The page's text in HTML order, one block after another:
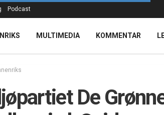
Podcast
MULTIMEDIA KOMMENTAR
De